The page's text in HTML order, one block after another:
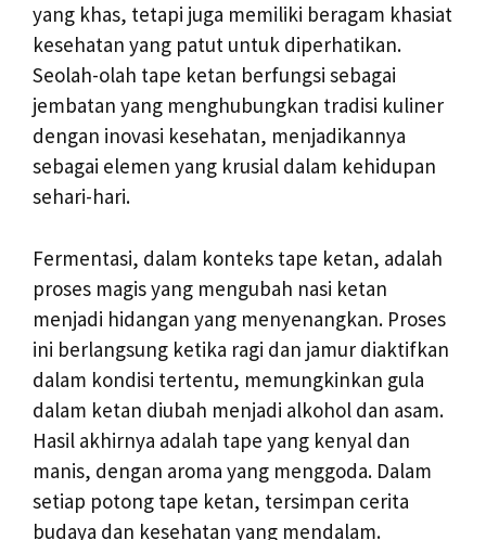
yang khas, tetapi juga memiliki beragam khasiat
kesehatan yang patut untuk diperhatikan.
Seolah-olah tape ketan berfungsi sebagai
jembatan yang menghubungkan tradisi kuliner
dengan inovasi kesehatan, menjadikannya
sebagai elemen yang krusial dalam kehidupan
sehari-hari.
Fermentasi, dalam konteks tape ketan, adalah
proses magis yang mengubah nasi ketan
menjadi hidangan yang menyenangkan. Proses
ini berlangsung ketika ragi dan jamur diaktifkan
dalam kondisi tertentu, memungkinkan gula
dalam ketan diubah menjadi alkohol dan asam.
Hasil akhirnya adalah tape yang kenyal dan
manis, dengan aroma yang menggoda. Dalam
setiap potong tape ketan, tersimpan cerita
budaya dan kesehatan yang mendalam.